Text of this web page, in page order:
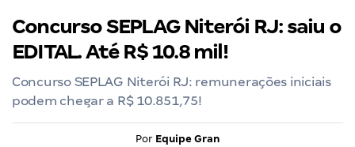
Concurso SEPLAG Niterói RJ: saiu o
EDITAL. Até R$ 10.8 mil!
Concurso SEPLAG Niterói RJ: remunerações iniciais
podem chegar a R$ 10.851,75!
Por Equipe Gran